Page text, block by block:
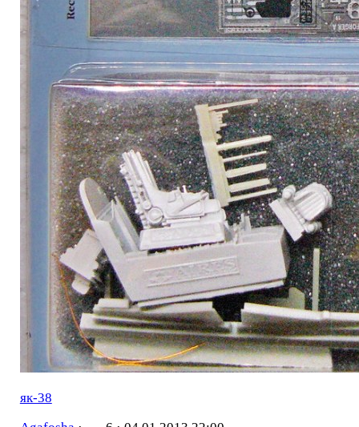
як-38